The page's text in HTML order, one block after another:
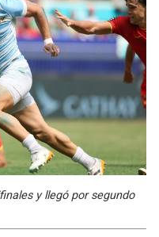
y llegó por segundo